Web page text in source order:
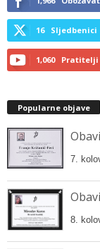
16 Sljedbenici
1,060 Pratitelji
Popularne objave
7.
8.